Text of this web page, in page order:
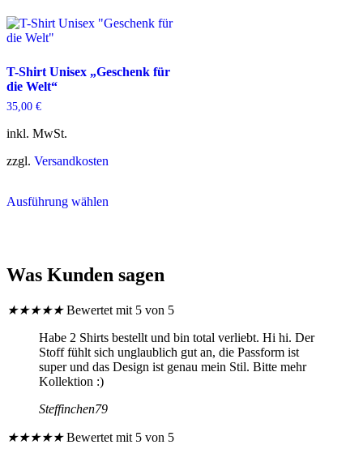
Produktseite
T-Shirt Unisex „Geschenk für
die Welt“
35,00 €
inkl. MwSt.
zzgl. Versandkosten
Ausführung wählenProdukt
Die
Optionen
können
auf
der
Produktseite
gewählt
werden
Was Kunden sagen
★★★★★ Bewertet mit 5 von 5
Habe 2 Shirts bestellt und bin total verliebt. Hi hi. Der
Stoff fühlt sich unglaublich gut an, die Passform ist
super und das Design ist genau mein Stil. Bitte mehr
Kollektion :)
Steffinchen79
★★★★★ Bewertet mit 5 von 5